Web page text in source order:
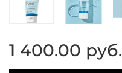
1 400.00 руб.